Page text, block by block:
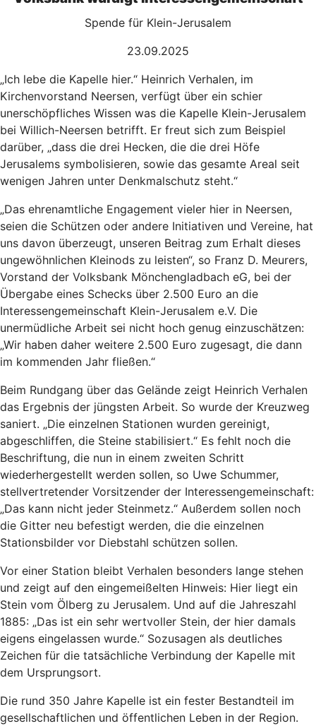
Spende für Klein-Jerusalem
23.09.2025
„Ich lebe die Kapelle hier.“ Heinrich Verhalen, im
Kirchenvorstand Neersen, verfügt über ein schier
unerschöpfliches Wissen was die Kapelle Klein-Jerusalem
bei Willich-Neersen betrifft. Er freut sich zum Beispiel
darüber, „dass die drei Hecken, die die drei Höfe
Jerusalems symbolisieren, sowie das gesamte Areal seit
wenigen Jahren unter Denkmalschutz steht.“
„Das ehrenamtliche Engagement vieler hier in Neersen,
seien die Schützen oder andere Initiativen und Vereine, hat
uns davon überzeugt, unseren Beitrag zum Erhalt dieses
ungewöhnlichen Kleinods zu leisten“, so Franz D. Meurers,
Vorstand der Volksbank Mönchengladbach eG, bei der
Übergabe eines Schecks über 2.500 Euro an die
Interessengemeinschaft Klein-Jerusalem e.V. Die
unermüdliche Arbeit sei nicht hoch genug einzuschätzen:
„Wir haben daher weitere 2.500 Euro zugesagt, die dann
im kommenden Jahr fließen.“
Beim Rundgang über das Gelände zeigt Heinrich Verhalen
das Ergebnis der jüngsten Arbeit. So wurde der Kreuzweg
saniert. „Die einzelnen Stationen wurden gereinigt,
abgeschliffen, die Steine stabilisiert.“ Es fehlt noch die
Beschriftung, die nun in einem zweiten Schritt
wiederhergestellt werden sollen, so Uwe Schummer,
stellvertretender Vorsitzender der Interessengemeinschaft:
„Das kann nicht jeder Steinmetz.“ Außerdem sollen noch
die Gitter neu befestigt werden, die die einzelnen
Stationsbilder vor Diebstahl schützen sollen.
Vor einer Station bleibt Verhalen besonders lange stehen
und zeigt auf den eingemeißelten Hinweis: Hier liegt ein
Stein vom Ölberg zu Jerusalem. Und auf die Jahreszahl
1885: „Das ist ein sehr wertvoller Stein, der hier damals
eigens eingelassen wurde.“ Sozusagen als deutliches
Zeichen für die tatsächliche Verbindung der Kapelle mit
dem Ursprungsort.
Die rund 350 Jahre Kapelle ist ein fester Bestandteil im
gesellschaftlichen und öffentlichen Leben in der Region.